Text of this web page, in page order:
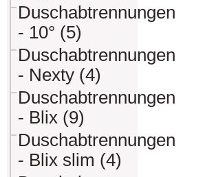
Duschabtrennungen
- 10° (5)
Duschabtrennungen
- Nexty (4)
Duschabtrennungen
- Blix (9)
Duschabtrennungen
- Blix slim (4)